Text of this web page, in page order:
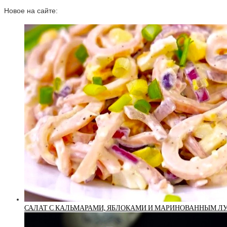
Новое на сайте:
САЛАТ С КАЛЬМАРАМИ, ЯБЛОКАМИ И МАРИНОВАННЫМ